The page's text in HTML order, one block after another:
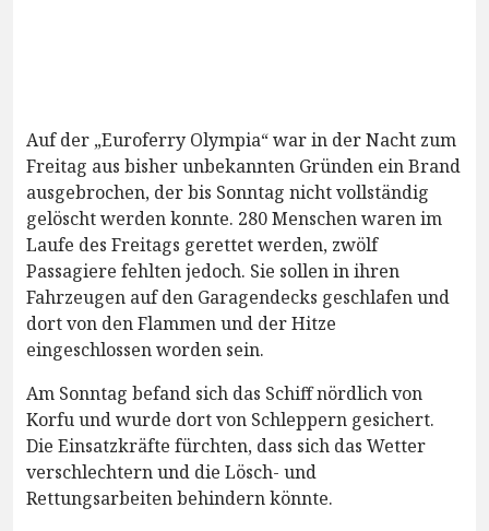
Auf der „Euroferry Olympia“ war in der Nacht zum
Freitag aus bisher unbekannten Gründen ein Brand
ausgebrochen, der bis Sonntag nicht vollständig
gelöscht werden konnte. 280 Menschen waren im
Laufe des Freitags gerettet werden, zwölf
Passagiere fehlten jedoch. Sie sollen in ihren
Fahrzeugen auf den Garagendecks geschlafen und
dort von den Flammen und der Hitze
eingeschlossen worden sein.
Am Sonntag befand sich das Schiff nördlich von
Korfu und wurde dort von Schleppern gesichert.
Die Einsatzkräfte fürchten, dass sich das Wetter
verschlechtern und die Lösch- und
Rettungsarbeiten behindern könnte.